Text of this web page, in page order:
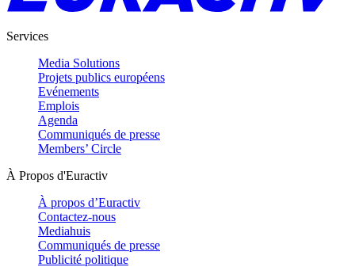
Services
Media Solutions
Projets publics européens
Evénements
Emplois
Agenda
Communiqués de presse
Members’ Circle
À Propos d'Euractiv
À propos d’Euractiv
Contactez-nous
Mediahuis
Communiqués de presse
Publicité politique